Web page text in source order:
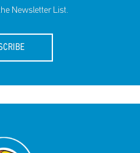
Newsletter List.